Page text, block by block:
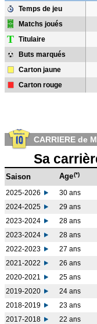
Temps de jeu
Matchs joués
T Titulaire
Buts marqués
Carton jaune
Carton rouge
CARRIERE de
Sa
Saison Age(*)
2025-2026 30 ans
2024-2025
29 ans
2023-2024
28 ans
2023-2024
28 ans
2022-2023
27 ans
2021-2022
26 ans
2020-2021
25 ans
2019-2020
24 ans
2018-2019
23 ans
2017-2018
22 ans